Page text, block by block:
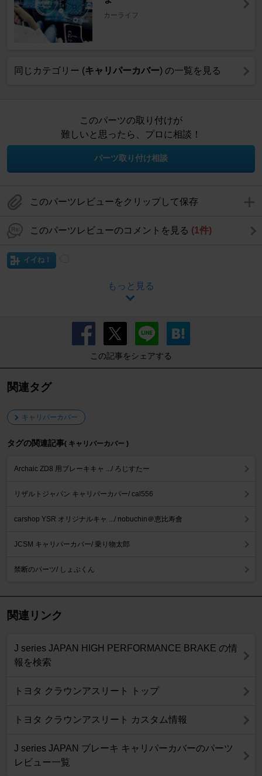
カーライフ
同じカテゴリー (キャリパーカバー) の一覧を見る
このパーツの取り付けが
難しいと思ったら、プロに相談！
パーツ取り付け相談
このパーツレビューをクリップして保存
このパーツレビューのコメントを見る (1件)
イイね！
もっと見る
この記事をシェアする
関連タグ
キャリパーカバー
タグの関連記事( キャリパーカバー )
Archaic ZD8 用ブレーキキャ .../ ろじすたー
リザルトジャパン キャリパーカバー/ cal556
carshop YSR オリジナルキャ .../ nobuchin＠恵比寿會
JCSM キャリパーカバー/ 乗り物太郎
禁断のパーツ/ しょぷくん
関連リンク
J series JAPAN HIGH PERFORMANCE BRAKE の情
報を検索
トヨタ クラウンアスリート トップ
トヨタ クラウンアスリート カスタム情報
J series JAPAN ブレーキ キャリパーカバーのパーツ
レビュー一覧